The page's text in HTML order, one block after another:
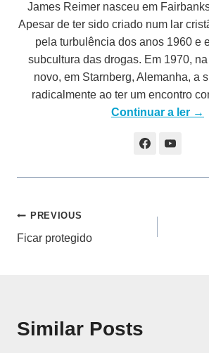
James Reimer nasceu em
Apesar de ter sido criado num lar
pela turbulência dos anos 1960 e
subcultura das drogas. Em 1970,
novo, em Starnberg, Alemanha, a
radicalmente ao ter um encontro
Continuar a ler →
Navegação
de
PREVIOUS
Ficar protegido
Similar Posts